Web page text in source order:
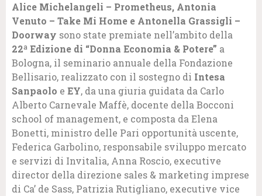
Alice Michelangeli – Prometheus, Antonia
Venuto – Take Mi Home e Antonella Grassigli –
Doorway sono state premiate nell’ambito della
22ª Edizione di “Donna Economia & Potere” a
Bologna, il seminario annuale della Fondazione
Bellisario, realizzato con il sostegno di Intesa
Sanpaolo e EY, da una giuria guidata da Carlo
Alberto Carnevale Maffè, docente della Bocconi
school of management, e composta da Elena
Bonetti, ministro delle Pari opportunità uscente,
Federica Garbolino, responsabile sviluppo mercato
e servizi di Invitalia, Anna Roscio, executive
director della direzione sales & marketing imprese
di Ca’ de Sass, Patrizia Rutigliano, executive vice